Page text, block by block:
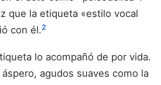
que la etiqueta «estilo vocal
con él.2
lo acompañó de por vida.
agudos suaves como la